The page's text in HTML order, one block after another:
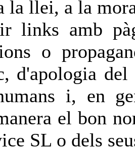
la llei, a la
links amb
o
d'apologia
i, en
el bon
SL o dels